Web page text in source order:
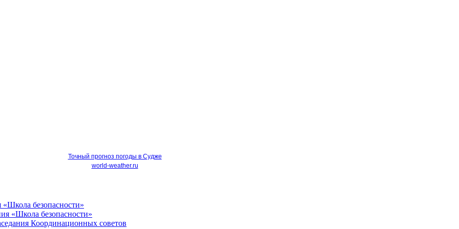
Точный прогноз погоды в Судже
world-weather.ru
«Школа безопасности»
Координационных советов